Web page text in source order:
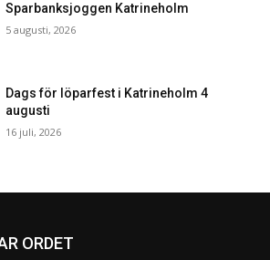
Sparbanksjoggen Katrineholm
5 augusti, 2026
Dags för löparfest i Katrineholm 4
augusti
16 juli, 2026
ORDET